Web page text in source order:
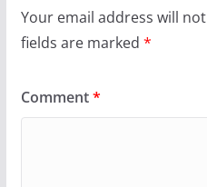
Your email address will
fields are marked *
Comment*